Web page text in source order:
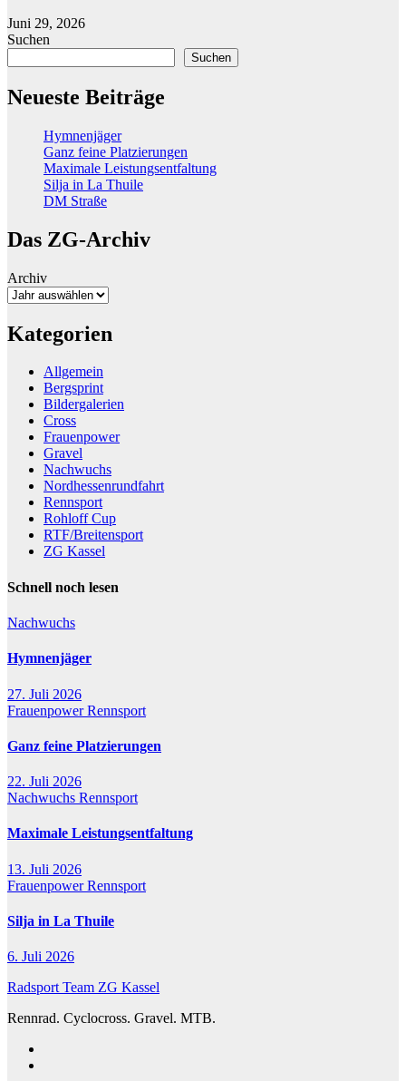
Juni 29, 2026
Suchen
Suchen
Neueste Beiträge
Hymnenjäger
Ganz feine Platzierungen
Maximale Leistungsentfaltung
Silja in La Thuile
DM Straße
Das ZG-Archiv
Archiv
Kategorien
Allgemein
Bergsprint
Bildergalerien
Cross
Frauenpower
Gravel
Nachwuchs
Nordhessenrundfahrt
Rennsport
Rohloff Cup
RTF/Breitensport
ZG Kassel
Schnell noch lesen
Nachwuchs
Hymnenjäger
27. Juli 2026
FrauenpowerRennsport
Ganz feine Platzierungen
22. Juli 2026
Nachwuchs Rennsport
Maximale Leistungsentfaltung
13. Juli 2026
FrauenpowerRennsport
Silja in La Thuile
6. Juli 2026
Radsport Team ZG Kassel
Rennrad. Cyclocross. Gravel. MTB.